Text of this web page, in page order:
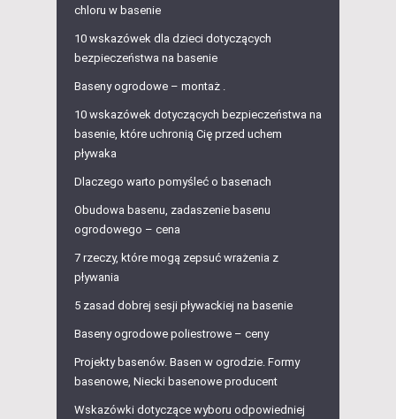
chloru w basenie
10 wskazówek dla dzieci dotyczących
bezpieczeństwa na basenie
Baseny ogrodowe – montaż .
10 wskazówek dotyczących bezpieczeństwa na
basenie, które uchronią Cię przed uchem
pływaka
Dlaczego warto pomyśleć o basenach
Obudowa basenu, zadaszenie basenu
ogrodowego – cena
7 rzeczy, które mogą zepsuć wrażenia z
pływania
5 zasad dobrej sesji pływackiej na basenie
Baseny ogrodowe poliestrowe – ceny
Projekty basenów. Basen w ogrodzie. Formy
basenowe, Niecki basenowe producent
Wskazówki dotyczące wyboru odpowiedniej